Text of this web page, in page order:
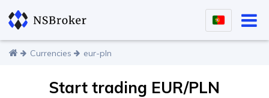
Currencies eur-pln
Start trading EUR/PLN